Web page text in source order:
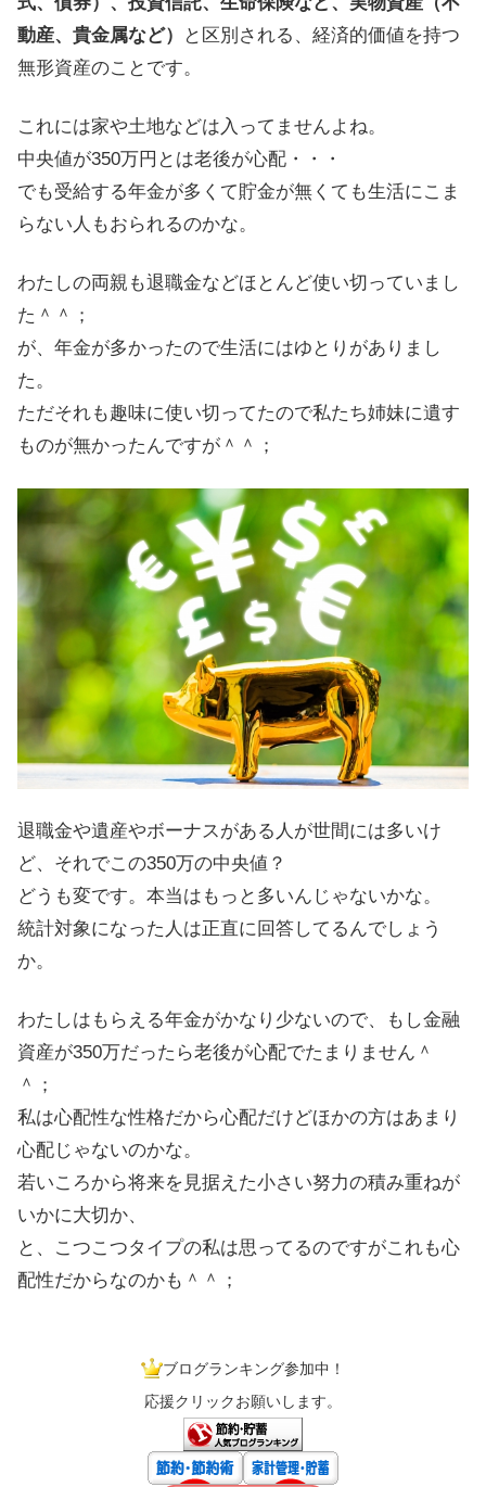
動産、貴金属など）
と区別される、経済的価値を持つ
無形資産のことです。
これには家や土地などは入ってませんよね。
中央値が350万円とは老後が心配・・・
でも受給する年金が多くて貯金が無くても生活にこま
らない人もおられるのかな。
わたしの両親も退職金などほとんど使い切っていまし
た＾＾；
が、年金が多かったので生活にはゆとりがありまし
た。
ただそれも趣味に使い切ってたので私たち姉妹に遺す
ものが無かったんですが＾＾；
退職金や遺産やボーナスがある人が世間には多いけ
ど、それでこの350万の中央値？
どうも変です。本当はもっと多いんじゃないかな。
統計対象になった人は正直に回答してるんでしょう
か。
わたしはもらえる年金がかなり少ないので、もし金融
資産が350万だったら老後が心配でたまりません＾
＾；
私は心配性な性格だから心配だけどほかの方はあまり
心配じゃないのかな。
若いころから将来を見据えた小さい努力の積み重ねが
いかに大切か、
と、こつこつタイプの私は思ってるのですがこれも心
配性だからなのかも＾＾；
ブログランキング参加中！
応援クリックお願いします。